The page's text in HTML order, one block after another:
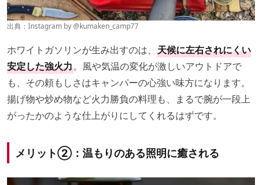
出典：Instagram by@kumaken_camp77
ホワイトガソリンが生み出すのは、 天候に左右されにくい
安定した強火力。風や気温の変化が激しいアウトドアで
も、その頼もしさはキャンパーの心強い味方になります。
揚げ物や炒め物など火力勝負の料理も、まるで腕が一段上
がったかのような仕上がりにしてくれるはずです。
メリット②：温もりのある照明に癒される